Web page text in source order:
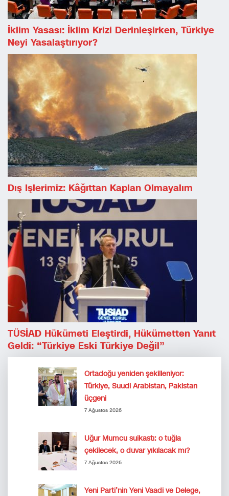
İklim Yasası: İklim Krizi Derinleşirken, Türkiye
Neyi Yasalaştırıyor?
Dış Işlerimiz: Kâğıttan Kaplan Olmayalım
TÜSİAD Hükümeti Eleştirdi, Hükümetten Yanıt
Geldi: “Türkiye Eski Türkiye Değil”
Ortadoğu yeniden şekilleniyor:
Türkiye, Suudi Arabistan, Pakistan
üçgeni
7 Ağustos 2026
Uğur Mumcu suikastı: o tuğla
çekilecek, o duvar yıkılacak mı?
7 Ağustos 2026
Yeni Parti’nin Yeni Vaadi ve Delege,